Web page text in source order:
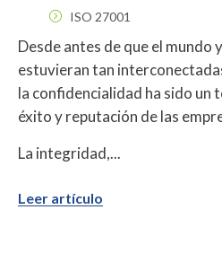
ISO 27001
Desde antes de que el mundo
estuvieran tan
la confidencialidad ha sido un
éxito y reputación de las
La integridad,...
Leer artículo